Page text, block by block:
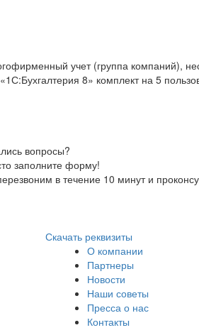
учет (группа компаний),
8» комплект на 5
вопросы?
заполните форму!
в течение 10 минут и
Скачать реквизиты
О компании
Партнеры
Новости
Наши советы
Пресса о нас
Контакты